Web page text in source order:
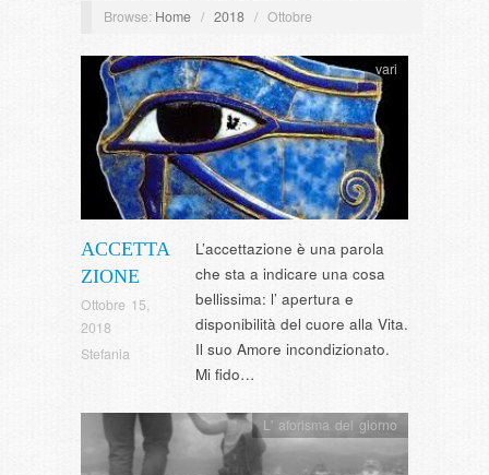
Browse: Home / 2018 / Ottobre
ACCETTA
ZIONE
Ottobre 15,
2018
Stefania
vari
L’accettazione è una parola
che sta a indicare una cosa
bellissima: l’ apertura e
disponibilità del cuore alla Vita.
Il suo Amore incondizionato.
Mi fido…
L' aforisma del giorno